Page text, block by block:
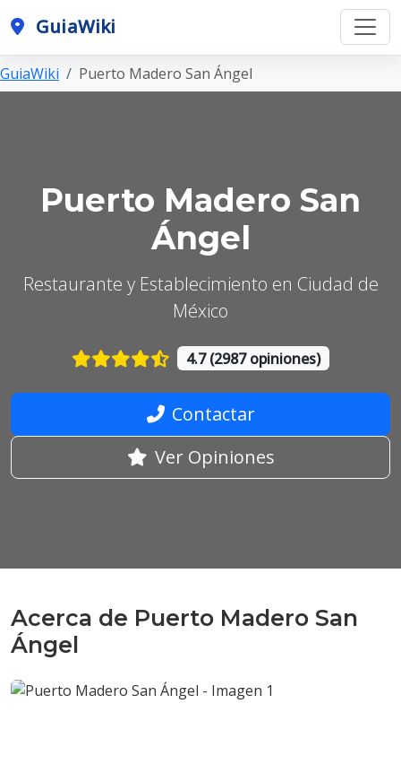
GuiaWiki
GuiaWiki Puerto Madero San Ángel
Puerto Madero San
Ángel
Restaurante y Establecimiento en Ciudad de
México
4.7 (2987 opiniones)
Contactar
Ver Opiniones
Acerca de Puerto Madero San
Ángel